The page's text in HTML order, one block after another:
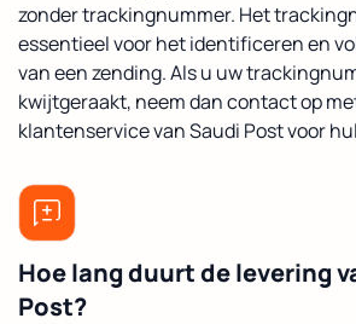
zonder trackingnummer. Het
essentieel voor het identificeren en
van een zending. Als u uw
kwijtgeraakt, neem dan contact op
klantenservice van Saudi Post voor
Hoe lang duurt de levering
Post?